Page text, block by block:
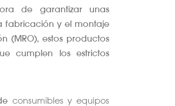
de garantizar unas
fabricación y el montaje
(MRO), estos productos
cumplen los estrictos
consumibles y equipos